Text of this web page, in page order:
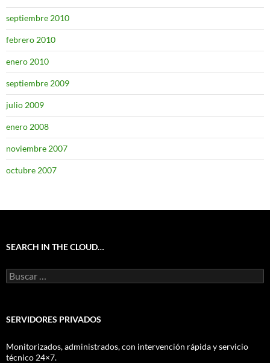
septiembre 2010
febrero 2010
enero 2010
septiembre 2009
julio 2009
enero 2008
noviembre 2007
octubre 2007
SEARCH IN THE CLOUD…
Buscar:
SERVIDORES PRIVADOS
Monitorizados, administrados, con intervención rápida y servicio
técnico 24×7.